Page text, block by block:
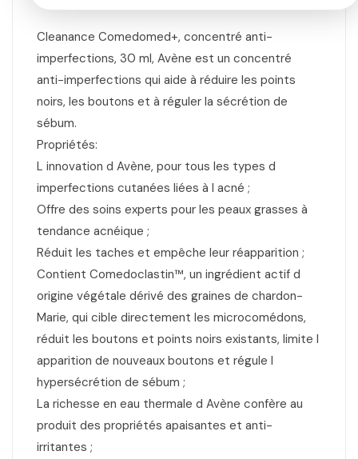
Cleanance Comedomed+, concentré anti-
imperfections, 30 ml, Avène est un concentré
anti-imperfections qui aide à réduire les points
noirs, les boutons et à réguler la sécrétion de
sébum.
Propriétés:
L innovation d Avène, pour tous les types d
imperfections cutanées liées à l acné ;
Offre des soins experts pour les peaux grasses à
tendance acnéique ;
Réduit les taches et empêche leur réapparition ;
Contient Comedoclastin™, un ingrédient actif d
origine végétale dérivé des graines de chardon-
Marie, qui cible directement les microcomédons,
réduit les boutons et points noirs existants, limite l
apparition de nouveaux boutons et régule l
hypersécrétion de sébum ;
La richesse en eau thermale d Avène confère au
produit des propriétés apaisantes et anti-
irritantes ;